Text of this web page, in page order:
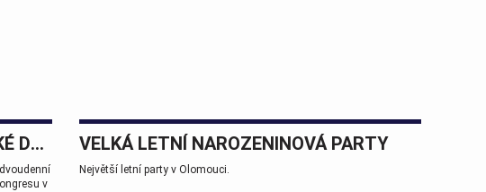
XXXI. OLOMOUCKÉ HEMATOLOGICKÉ DNY.
v
VELKÁ LETNÍ NAROZENINOVÁ PARTY
Největší letní party v Olomouci.